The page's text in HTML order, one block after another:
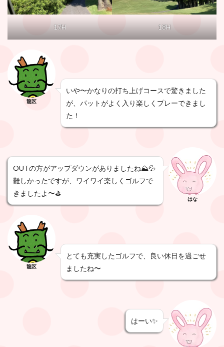
17H 18H
龍区
いや〜かなりの打ち上げコースで驚きました
が、パットがよく入り楽しくプレーできまし
た！
OUTの方がアップダウンがありましたね⛰️💦
難しかったですが、ワイワイ楽しくゴルフで
きましたよ〜⛳️
はな
龍区
とても充実したゴルフで、良い休日を過ごせ
ましたね〜
はーい✨